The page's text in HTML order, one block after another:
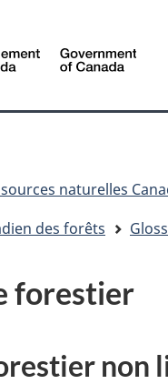
naturelles
des forêts
forestier
non